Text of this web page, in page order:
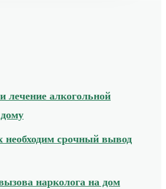
лечение алкогольной
необходим срочный вывод
нарколога на дом